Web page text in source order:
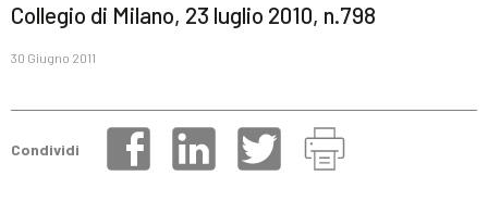
Collegio di Milano, 23 luglio 2010, n.798
30 Giugno 2011
Condividi